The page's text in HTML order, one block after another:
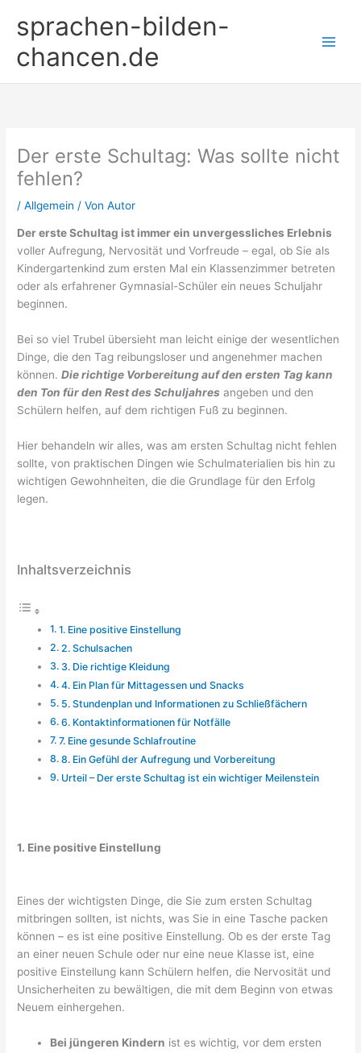
Inhalt
springen
sprachen-bilden-
chancen.de
Der erste Schultag: Was sollte nicht
fehlen?
/Allgemein / VonAutor
Der erste Schultag ist immer ein unvergessliches Erlebnis
voller Aufregung, Nervosität und Vorfreude – egal, ob Sie als
Kindergartenkind zum ersten Mal ein Klassenzimmer betreten
oder als erfahrener Gymnasial-Schüler ein neues Schuljahr
beginnen.
Bei so viel Trubel übersieht man leicht einige der wesentlichen
Dinge, die den Tag reibungsloser und angenehmer machen
können.Die richtige Vorbereitung auf den ersten Tag kann
den Ton für den Rest des Schuljahres angeben und den
Schülern helfen, auf dem richtigen Fuß zu beginnen.
Hier behandeln wir alles, was am ersten Schultag nicht fehlen
sollte, von praktischen Dingen wie Schulmaterialien bis hin zu
wichtigen Gewohnheiten, die die Grundlage für den Erfolg
legen.
Inhaltsverzeichnis
1. Eine positive Einstellung
2. Schulsachen
3. Die richtige Kleidung
4. Ein Plan für Mittagessen und Snacks
5. Stundenplan und Informationen zu Schließfächern
6. Kontaktinformationen für Notfälle
7. Eine gesunde Schlafroutine
8. Ein Gefühl der Aufregung und Vorbereitung
Urteil – Der erste Schultag ist ein wichtiger Meilenstein
1. Eine positive Einstellung
Eines der wichtigsten Dinge, die Sie zum ersten Schultag
mitbringen sollten, ist nichts, was Sie in eine Tasche packen
können – es ist eine positive Einstellung. Ob es der erste Tag
an einer neuen Schule oder nur eine neue Klasse ist, eine
positive Einstellung kann Schülern helfen, die Nervosität und
Unsicherheiten zu bewältigen, die mit dem Beginn von etwas
Neuem einhergehen.
Bei jüngeren Kindern ist es wichtig, vor dem ersten